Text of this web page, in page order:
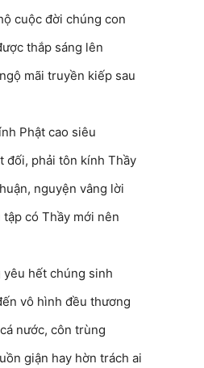
cuộc đời chúng con
thắp sáng lên
mãi truyền kiếp sau
Phật cao siêu
đối, phải tôn kính Thầy
nguyện vâng lời
có Thầy mới nên
hết chúng sinh
vô hình đều thương
nước, côn trùng
giận hay hờn trách ai